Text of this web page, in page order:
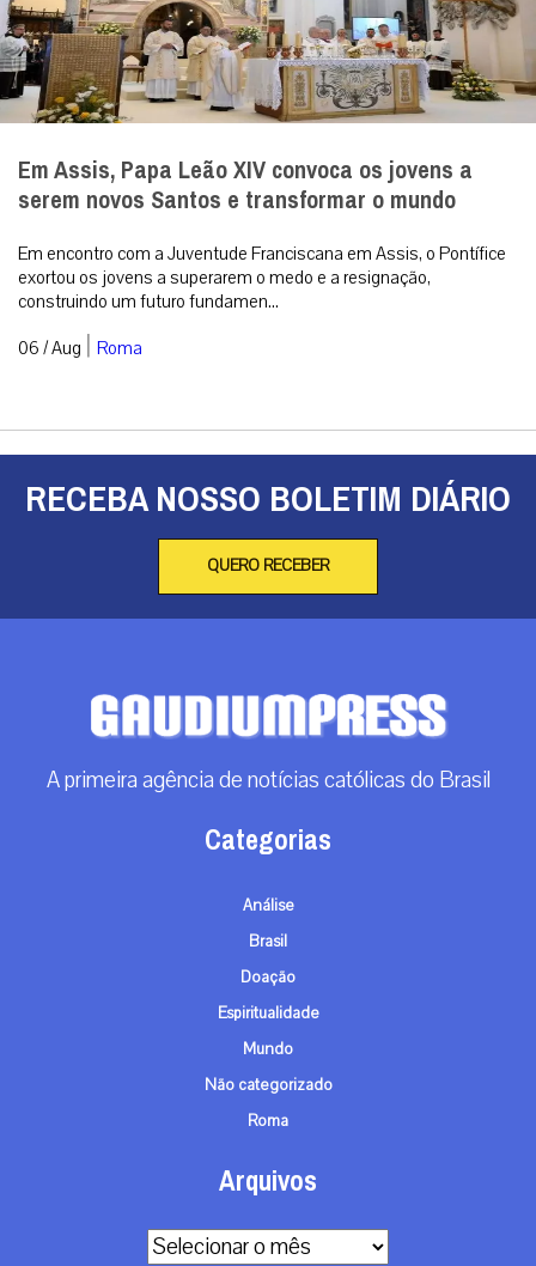
Em Assis, Papa Leão XIV convoca os jovens a
serem novos Santos e transformar o mundo
Em encontro com a Juventude Franciscana em Assis, o Pontífice
exortou os jovens a superarem o medo e a resignação,
construindo um futuro fundamen...
06 / Aug | Roma
RECEBA NOSSO BOLETIM DIÁRIO
QUERO RECEBER
A primeira agência de notícias católicas do Brasil
Categorias
Análise
Brasil
Doação
Espiritualidade
Mundo
Não categorizado
Roma
Arquivos
Arquivos